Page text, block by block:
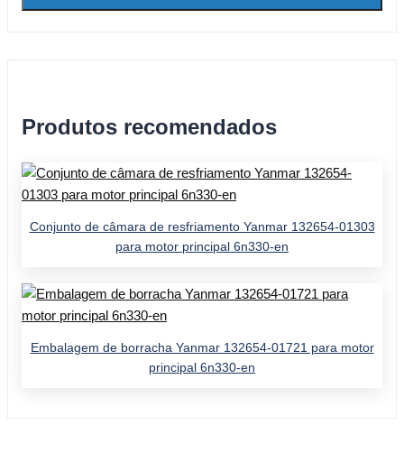
Produtos recomendados
Conjunto de câmara de resfriamento Yanmar 132654-01303
para motor principal 6n330-en
Embalagem de borracha Yanmar 132654-01721 para motor
principal 6n330-en